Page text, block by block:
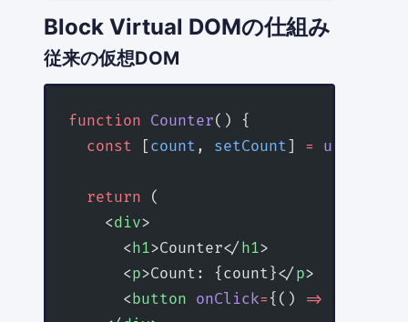
Block Virtual DOMの仕組み
従来の仮想DOM
function Counter() {
  const
[ count , setCount ] = useState
  return
(
    <
div>
      <
h1>Counter</ h1>
      <
p>Count: {count}</ p>
      <
button onClick= {() =>